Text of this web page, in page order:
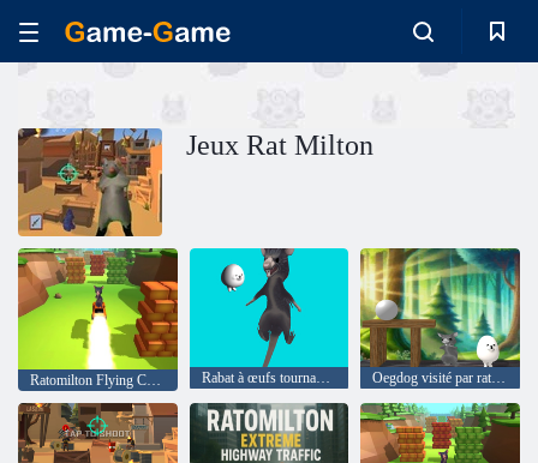
Jeux Rat Milton
Ratomilton Flying Car Race Rabat à œufs tournant ratomilton Oegdog visité par ratomilton